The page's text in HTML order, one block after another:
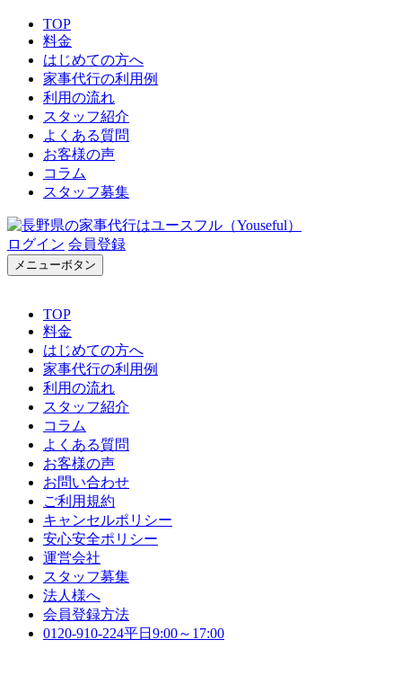
TOP
料金
はじめての方へ
家事代行の利用例
利用の流れ
スタッフ紹介
よくある質問
お客様の声
コラム
スタッフ募集
ログイン 会員登録
メニューボタン
TOP
料金
はじめての方へ
家事代行の利用例
利用の流れ
スタッフ紹介
コラム
よくある質問
お客様の声
お問い合わせ
ご利用規約
キャンセルポリシー
安心安全ポリシー
運営会社
スタッフ募集
法人様へ
会員登録方法
0120-910-224平日9:00～17:00